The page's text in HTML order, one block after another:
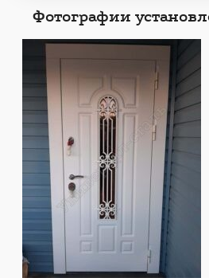
Фотографии